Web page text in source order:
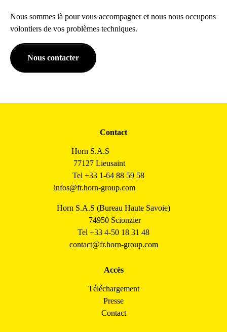
Nous sommes là pour vous accompagner et nous nous occupons
volontiers de vos problèmes techniques.
Nous contacter
Contact
Horn S.A.S
77127 Lieusaint
Tel +33 1-64 88 59 58
infos@fr.horn-group.com
Horn S.A.S (Bureau Haute Savoie)
74950 Scionzier
Tel +33 4-50 18 31 48
contact@fr.horn-group.com
Accès
Téléchargement
Presse
Contact